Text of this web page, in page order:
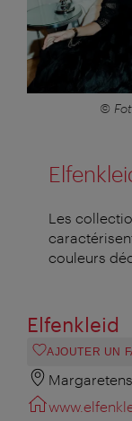
©
Les
couleurs
Elfenkleid
AJOUTER UN